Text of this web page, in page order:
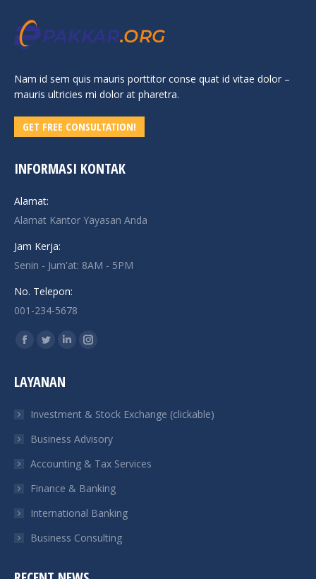
Nam id sem quis mauris porttitor conse quat id vitae dolor –
mauris ultricies mi dolor at pharetra.
GET FREE CONSULTATION!
INFORMASI KONTAK
Alamat:
Alamat Kantor Yayasan Anda
Jam Kerja:
Senin - Jum'at: 8AM - 5PM
No. Telepon:
001-234-5678
Find us on:
Facebook
opens
new
window
Twitter
opens
new
window
Linkedin
new
window
Instagram
new
window
LAYANAN
Investment & Stock Exchange (clickable)
Business Advisory
Accounting & Tax Services
Finance & Banking
International Banking
Business Consulting